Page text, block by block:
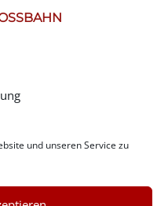
und unseren Service zu